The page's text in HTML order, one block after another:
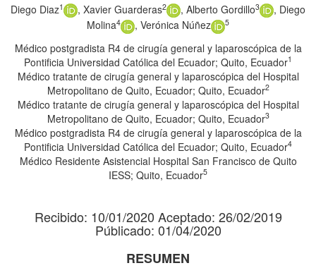
Diego Diaz1 , Xavier Guarderas2 , Alberto Gordillo3
, Diego
Molina4 , Verónica Núñez 5
Médico postgradista R4 de cirugía general y laparoscópica de la
Pontificia Universidad Católica del Ecuador; Quito, Ecuador1
Médico tratante de cirugía general y laparoscópica del Hospital
Metropolitano de Quito, Ecuador; Quito, Ecuador2
Médico tratante de cirugía general y laparoscópica del Hospital
Metropolitano de Quito, Ecuador; Quito, Ecuador3
Médico postgradista R4 de cirugía general y laparoscópica de la
Pontificia Universidad Católica del Ecuador; Quito, Ecuador4
Médico Residente Asistencial Hospital San Francisco de Quito
IESS; Quito, Ecuador5
Recibido: 10/01/2020 Aceptado: 26/02/2019
Públicado: 01/04/2020
RESUMEN